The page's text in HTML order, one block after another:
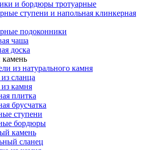
и бордюры тротуарные
ступени и напольная клинкерная
подоконники
чаша
доска
из натурального камня
сланца
камня
плитка
брусчатка
ступени
бордюры
камень
сланец